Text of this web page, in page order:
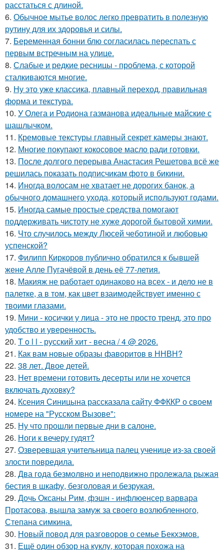
расстаться с длиной.
6. Обычное мытье волос легко превратить в полезную
рутину для их здоровья и силы.
7. Беременная бонни блю согласилась переспать с
первым встречным на улице.
8. Слабые и редкие ресницы - проблема, с которой
сталкиваются многие.
9. Ну это уже классика, плавный переход, правильная
форма и текстура.
10. У Олега и Родиона газманова идеальные майские с
шашлычком.
11. Кремовые текстуры главный секрет камеры знают.
12. Многие покупают кокосовое масло ради готовки.
13. После долгого перерыва Анастасия Решетова всё же
решилась показать подписчикам фото в бикини.
14. Иногда волосам не хватает не дорогих банок, а
обычного домашнего ухода, который используют годами.
15. Иногда самые простые средства помогают
поддерживать чистоту не хуже дорогой бытовой химии.
16. Что случилось между Люсей чеботиной и любовью
успенской?
17. Филипп Киркоров публично обратился к бывшей
жене Алле Пугачёвой в день её 77-летия.
18. Макияж не работает одинаково на всех - и дело не в
палетке, а в том, как цвет взаимодействует именно с
твоими глазами.
19. Мини - косички у лица - это не просто тренд, это про
удобство и уверенность.
20. T o l l - русский хит - весна / 4 @ 2026.
21. Как вам новые образы фаворитов в ННВН?
22. 38 лет. Двое детей.
23. Нет времени готовить десерты или не хочется
включать духовку?
24. Ксения Синицына рассказала сайту ФФККР о своем
номере на "Русском Вызове":
25. Ну что прошли первые дни в салоне.
26. Ноги к вечеру гудят?
27. Озверевшая учительница палец ученице из-за своей
злости повредила.
28. Два года безмолвно и неподвижно пролежала рыжая
бестия в шкафу, безголовая и безрукая.
29. Дочь Оксаны Рим, фэшн - инфлюенсер варвара
Протасова, вышла замуж за своего возлюбленного,
Степана симкина.
30. Новый повод для разговоров о семье Бекхэмов.
31. Ещё один обзор на куклу, которая похожа на